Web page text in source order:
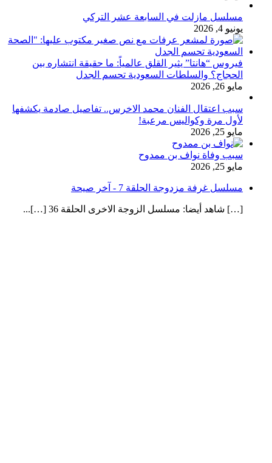
مسلسل مازلت في السابعة عشر التركي
يونيو 4, 2026
فيروس “هانتا” يثير القلق عالمياً: ما حقيقة انتشاره بين
الحجاج؟ والسلطات السعودية تحسم الجدل
مايو 26, 2026
سبب اعتقال الفنان محمد الاخرس.. تفاصيل صادمة يكشفها
لأول مرة وكواليس مرعبة!
مايو 25, 2026
سبب وفاة نواف بن ممدوح
مايو 25, 2026
مسلسل غرفة مزدوجة الحلقة 7 - آخر صيحة
[…] شاهد أيضا: مسلسل الزوجة الاخرى الحلقة 36 […]...